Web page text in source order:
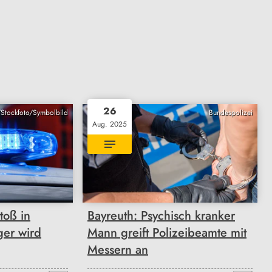
Symbolbild
in
wird
Bundespolizei
26
Aug. 2025
Bayreuth: Psychisch kranker
Mann greift Polizeibeamte mit
Messern an